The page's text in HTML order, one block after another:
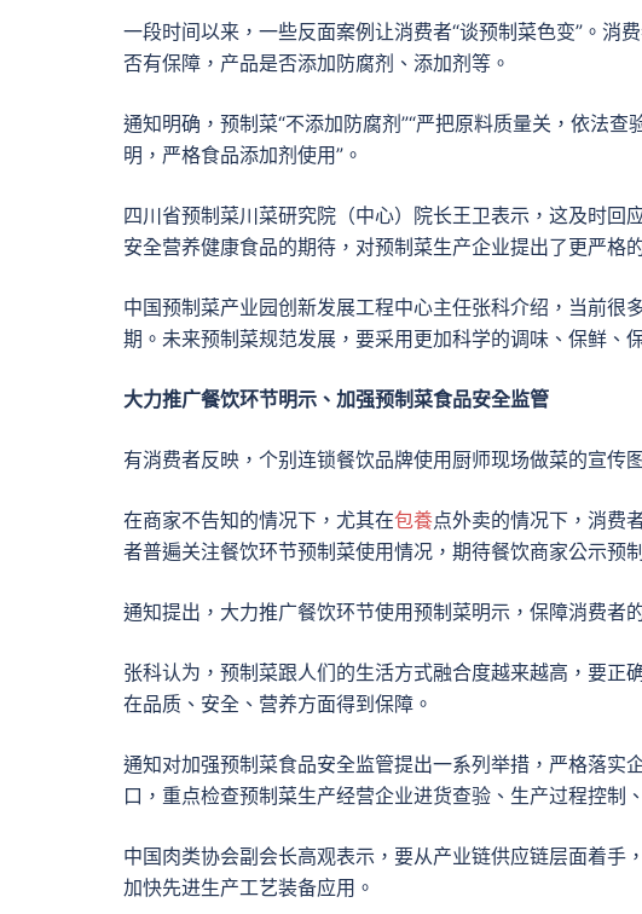
一段时间以来，一些反面案例让消费者“谈预制菜色变”。消
否有保障，产品是否添加防腐剂、添加剂等。
通知明确，预制菜“不添加防腐剂”“严把原料质量关，依法
明，严格食品添加剂使用”。
四川省预制菜川菜研究院（中心）院长王卫表示，这及时回
安全营养健康食品的期待，对预制菜生产企业提出了更严格
中国预制菜产业园创新发展工程中心主任张科介绍，当前
期。未来预制菜规范发展，要采用更加科学的调味、保鲜、
大力推广餐饮环节明示、加强预制菜食品安全监管
有消费者反映，个别连锁餐饮品牌使用厨师现场做菜的宣传
在商家不告知的情况下，尤其在包養点外卖的情况下，消费
者普遍关注餐饮环节预制菜使用情况，期待餐饮商家公示预
通知提出，大力推广餐饮环节使用预制菜明示，保障消费者
张科认为，预制菜跟人们的生活方式融合度越来越高，要
在品质、安全、营养方面得到保障。
通知对加强预制菜食品安全监管提出一系列举措，严格落实
口，重点检查预制菜生产经营企业进货查验、生产过程控制
中国肉类协会副会长高观表示，要从产业链供应链层面着手
加快先进生产工艺装备应用。